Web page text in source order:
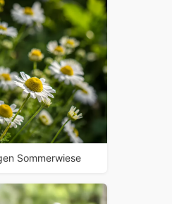
Sommerwiese